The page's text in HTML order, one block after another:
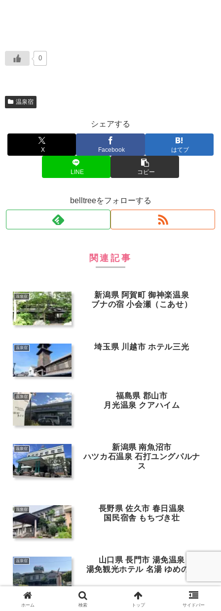
0
温泉宿
シェアする
X Facebook はてブ
LINE コピー
belltreeをフォローする
関連記事
温泉宿
新潟県 阿賀町 御神楽温泉
ブナの宿 小会瀬（こあせ）
温泉宿 埼玉県 川越市 ホテル三光
温泉宿
福島県 郡山市
月光温泉 クアハイム
温泉宿
新潟県 南魚沼市
ハツカ石温泉 石打ユングパルナ
ス
温泉宿
長野県 佐久市 春日温泉
国民宿舎 もちづき壮
温泉宿
山口県 長門市 湯免温泉
湯免観光ホテル 名湯 ゆめの郷
ホーム 検索 トップ サイドバー